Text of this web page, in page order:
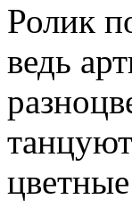
Ролик
ведь